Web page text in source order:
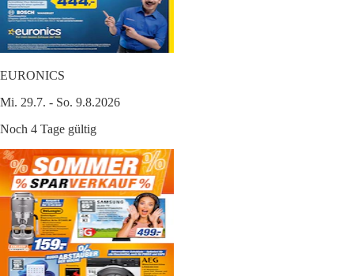
EURONICS
Mi. 29.7. - So. 9.8.2026
Noch 4 Tage gültig